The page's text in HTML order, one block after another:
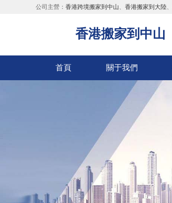
公司主營： 香港跨境搬家到中山、 香港搬家到大陸、
香港搬家到中山
首頁 關于我們